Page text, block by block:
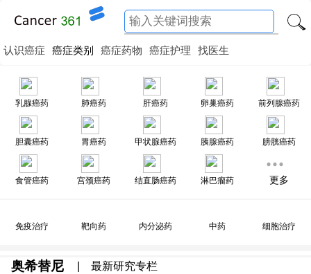
认识癌症 癌症类别 癌症药物 癌症护理 找医生
乳腺癌药 肺癌药 肝癌药 卵巢癌药 前列腺癌药
胆囊癌药 胃癌药 甲状腺癌药 胰腺癌药 膀胱癌药
食管癌药 宫颈癌药 结直肠癌药 淋巴瘤药 更多
免疫治疗 靶向药 内分泌药 中药 细胞治疗
奥希替尼 最新研究专栏